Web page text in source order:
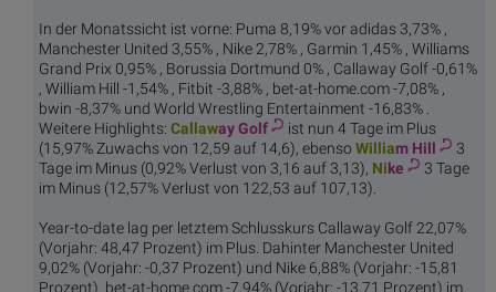
In der Monatssicht ist vorne: Puma 8,19% vor adidas 3,73% ,
Manchester United 3,55% , Nike 2,78% , Garmin 1,45% , Williams
Grand Prix 0,95% , Borussia Dortmund 0% , Callaway Golf -0,61%
, William Hill -1,54% , Fitbit -3,88% , bet-at-home.com -7,08% ,
bwin -8,37% und World Wrestling Entertainment -16,83% .
Weitere Highlights: Callaway Golf
ist nun 4 Tage im Plus
(15,97% Zuwachs von 12,59 auf 14,6), ebensoWilliam Hill
3
Tage im Minus (0,92% Verlust von 3,16 auf 3,13), Nike
3 Tage
im Minus (12,57% Verlust von 122,53 auf 107,13).
Year-to-date lag per letztem Schlusskurs Callaway Golf 22,07%
(Vorjahr: 48,47 Prozent) im Plus. Dahinter Manchester United
9,02% (Vorjahr: -0,37 Prozent) und Nike 6,88% (Vorjahr: -15,81
Prozent). bet-at-home.com -7,94% (Vorjahr: -13,71 Prozent) im